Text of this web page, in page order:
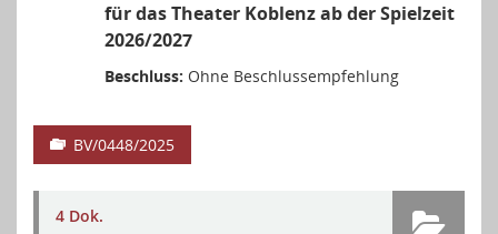
für das Theater Koblenz ab der Spielzeit
2026/2027
Beschluss: Ohne Beschlussempfehlung
BV/0448/2025
4 Dok.